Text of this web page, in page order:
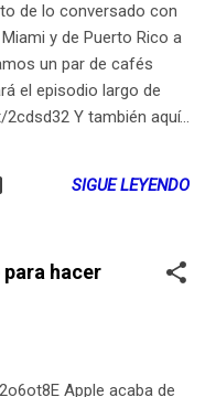
de lo conversado con
y de Puerto Rico a
un par de cafés
el episodio largo de
Y también aquí
SIGUE LEYENDO
para hacer
Apple acaba de